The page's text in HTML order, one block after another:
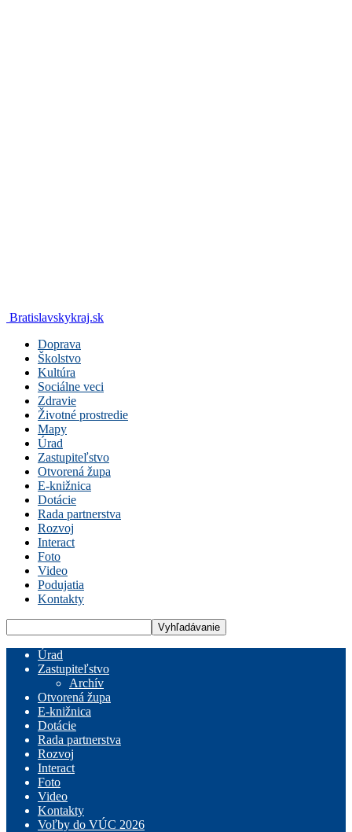
Bratislavskykraj.sk
Doprava
Školstvo
Kultúra
Sociálne veci
Zdravie
Životné prostredie
Mapy
Úrad
Zastupiteľstvo
Otvorená župa
E-knižnica
Dotácie
Rada partnerstva
Rozvoj
Interact
Foto
Video
Podujatia
Kontakty
Úrad
Zastupiteľstvo
Archív
Otvorená župa
E-knižnica
Dotácie
Rada partnerstva
Rozvoj
Interact
Foto
Video
Kontakty
Voľby do VÚC 2026